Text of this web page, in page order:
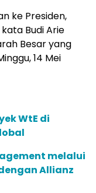
ke Presiden,
Budi Arie
Besar yang
14 Mei
WtE di
melalui
Allianz